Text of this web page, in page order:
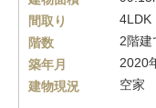
間取り
4LDK
階数
2階建
築年月
2020
建物現況
空家